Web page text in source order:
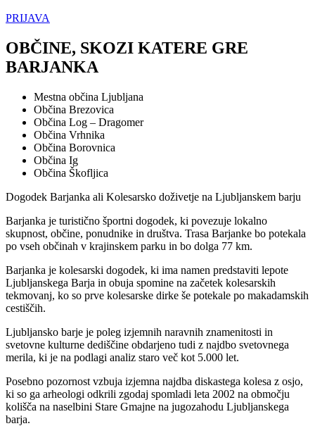
PRIJAVA
OBČINE, SKOZI KATERE GRE
BARJANKA
Mestna občina Ljubljana
Občina Brezovica
Občina Log – Dragomer
Občina Vrhnika
Občina Borovnica
Občina Ig
Občina Škofljica
Dogodek Barjanka ali Kolesarsko doživetje na Ljubljanskem barju
Barjanka je turistično športni dogodek, ki povezuje lokalno
skupnost, občine, ponudnike in društva. Trasa Barjanke bo potekala
po vseh občinah v krajinskem parku in bo dolga 77 km.
Barjanka je kolesarski dogodek, ki ima namen predstaviti lepote
Ljubljanskega Barja in obuja spomine na začetek kolesarskih
tekmovanj, ko so prve kolesarske dirke še potekale po makadamskih
cestiščih.
Ljubljansko barje je poleg izjemnih naravnih znamenitosti in
svetovne kulturne dediščine obdarjeno tudi z najdbo svetovnega
merila, ki je na podlagi analiz staro več kot 5.000 let.
Posebno pozornost vzbuja izjemna najdba diskastega kolesa z osjo,
ki so ga arheologi odkrili zgodaj spomladi leta 2002 na območju
kolišča na naselbini Stare Gmajne na jugozahodu Ljubljanskega
barja.